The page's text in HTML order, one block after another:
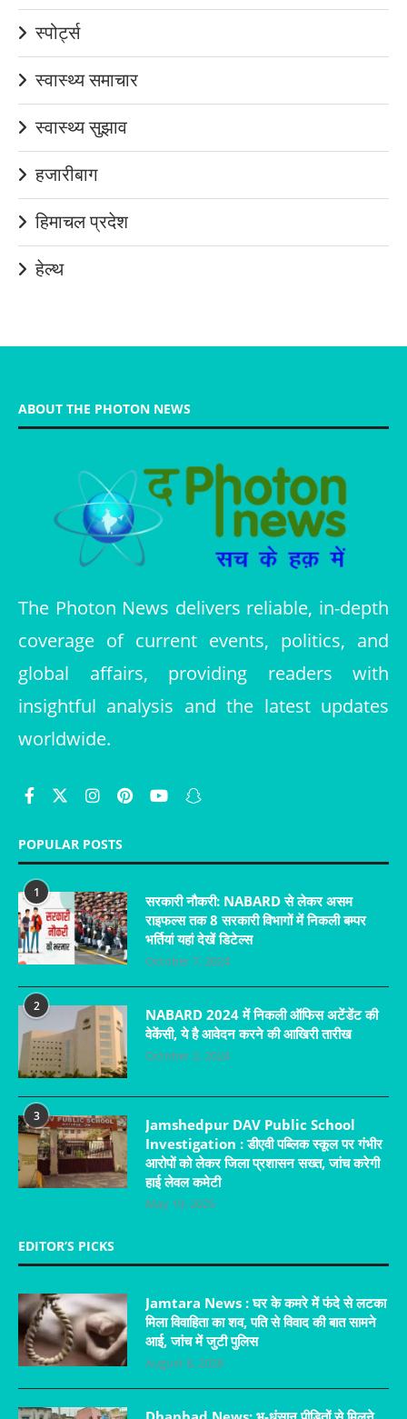
स्पोर्ट्स
स्वास्थ्य समाचार
स्वास्थ्य सुझाव
हजारीबाग
हिमाचल प्रदेश
हेल्थ
ABOUT THE PHOTON NEWS
The Photon News delivers reliable, in-depth
coverage of current events, politics, and
global affairs, providing readers with
insightful analysis and the latest updates
worldwide.
POPULAR POSTS
1
सरकारी नौकरी: NABARD से लेकर असम
राइफल्स तक 8 सरकारी विभागों में निकली बम्पर
भर्तियां यहां देखें डिटेल्स
October 7, 2024
2
NABARD 2024 में निकली ऑफिस अटेंडेंट की
वेकेंसी, ये है आवेदन करने की आखिरी तारीख
October 2, 2024
3
Jamshedpur DAV Public School
Investigation : डीएवी पब्लिक स्कूल पर गंभीर
आरोपों को लेकर जिला प्रशासन सख्त, जांच करेगी
हाई लेवल कमेटी
May 19, 2025
EDITOR’S PICKS
Jamtara News : घर के कमरे में फंदे से लटका
मिला विवाहिता का शव, पति से विवाद की बात सामने
आई, जांच में जुटी पुलिस
August 8, 2026